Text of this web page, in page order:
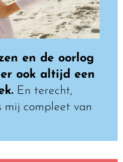
en de oorlog
ook altijd een
En terecht,
mij compleet van